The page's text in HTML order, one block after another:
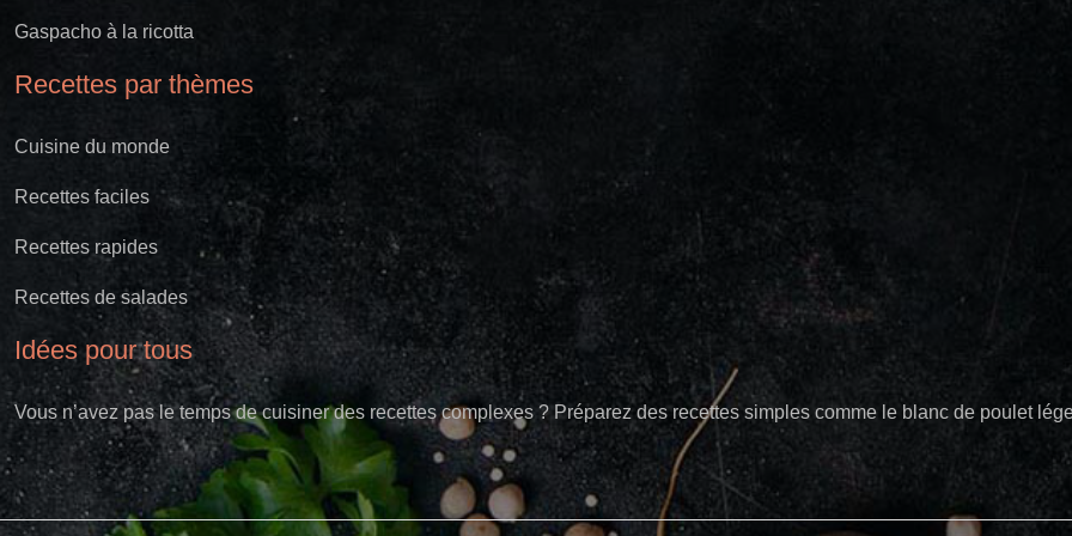
Gaspacho à la ricotta
Recettes par thèmes
Cuisine du monde
Recettes faciles
Recettes rapides
Recettes de salades
Idées pour tous
Vous n’avez pas le temps de cuisiner des recettes complexes ? Préparez des recettes simples comme le blanc de poulet